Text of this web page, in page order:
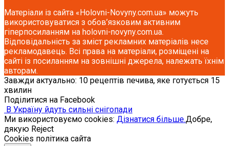
Матеріали із сайта «Holovni-Novyny.com.ua» можуть
використовуватися з обов’язковим активним
гіперпосиланням на holovni-novyny.com.ua.
Відповідальність за зміст рекламних матеріалів несе
рекламодавець. Всі права на матеріали, розміщені на
сайті із посиланням на зовнішні джерела, належать їхнім
авторам.
Завжди актуально: 10 рецептів печива, яке готується 15
хвилин
Поділитися на Facebook
В Україну йдуть сильні снігопади
Ми використовуємо cookies: Дізнатися більше.Добре,
дякую Reject
Cookies політика сайта